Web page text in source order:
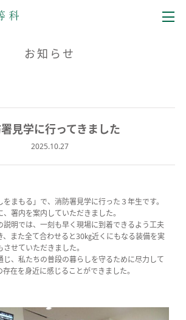
お知らせ
見学に行ってきました
2025.10.27
まもる」で、消防署見学に行った３年生です。
署内を案内していただきました。
説明では、一刻も早く現場に到着できるよう工夫
、また全て合わせると30㎏近くにもなる装備を実
せていただきました。
じ、私たちの普段の暮らしを守るために尽力して
在を身近に感じることができました。